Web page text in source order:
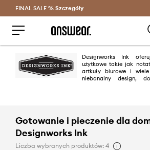
Oszczędzaj z Answear Club >
FINAL SALE % Szczegóły
Designworks Ink
użytkowe takie jak
artkuły biurowe i
niebanalny design,
Gotowanie i pieczenie dla
Designworks Ink
Liczba wybranych produktów: 4